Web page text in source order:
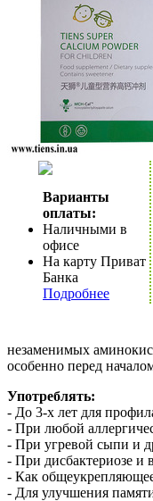
Варианты
оплаты:
Наличными в
офисе
На карту Приват
Банка
Подробнее
незаменимых
особенно перед
Употреблять:
- До 3-х лет для
- При любой
- При угревой сыпи и
- При дисбактериозе и
- Как
- Для улучшения